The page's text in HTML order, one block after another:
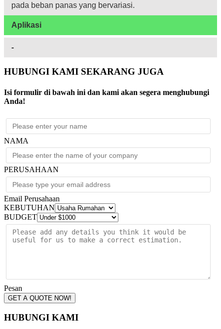
pada beban panas yang bervariasi.
Aplikasi
-
HUBUNGI KAMI SEKARANG JUGA
Isi formulir di bawah ini dan kami akan segera menghubungi
Anda!
NAMA
PERUSAHAAN
Email Perusahaan
KEBUTUHAN
BUDGET
Pesan
GET A QUOTE NOW!
HUBUNGI KAMI